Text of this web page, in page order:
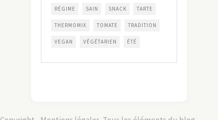
RÉGIME SAIN SNACK TARTE
THERMOMIX TOMATE TRADITION
VEGAN VÉGÉTARIEN ÉTÉ